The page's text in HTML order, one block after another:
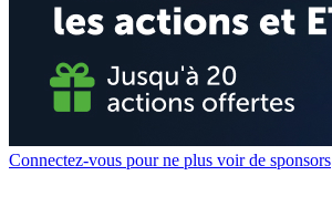
Connectez-vous pour ne plus voir de sponsors